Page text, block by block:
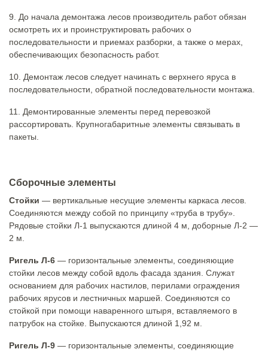
9. До начала демонтажа лесов производитель работ обязан
осмотреть их и проинструктировать рабочих о
последовательности и приемах разборки, а также о мерах,
обеспечивающих безопасность работ.
10. Демонтаж лесов следует начинать с верхнего яруса в
последовательности, обратной последовательности монтажа.
11. Демонтированные элементы перед перевозкой
рассортировать. Крупногабаритные элементы связывать в
пакеты.
Сборочные элементы
Стойки — вертикальные несущие элементы каркаса лесов.
Соединяются между собой по принципу «труба в трубу».
Рядовые стойки Л-1 выпускаются длиной 4 м, доборные Л-2 —
2 м.
Ригель Л-6 — горизонтальные элементы, соединяющие
стойки лесов между собой вдоль фасада здания. Служат
основанием для рабочих настилов, перилами ограждения
рабочих ярусов и лестничных маршей. Соединяются со
стойкой при помощи наваренного штыря, вставляемого в
патрубок на стойке. Выпускаются длиной 1,92 м.
Ригель Л-9 — горизонтальные элементы, соединяющие